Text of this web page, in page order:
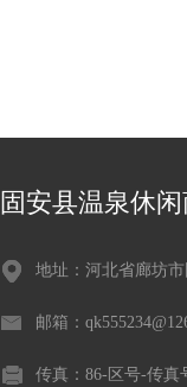
固安县温泉休
地址：河北省廊坊
邮箱：
传真：86-区号-传真